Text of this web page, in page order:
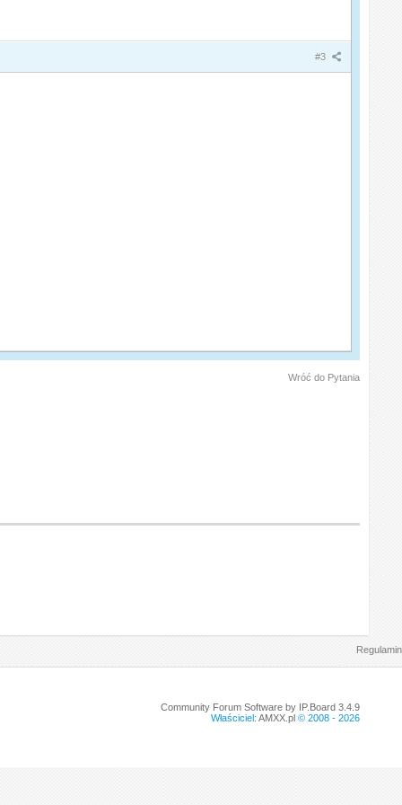
#3
Wróć do Pytania
Regulamin
Community Forum Software by IP.Board 3.4.9
Właściciel: AMXX.pl© 2008 - 2026